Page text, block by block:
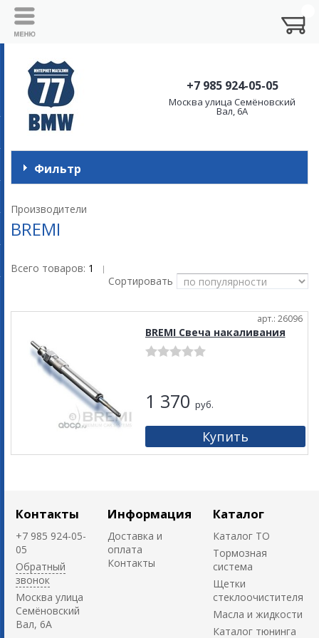
+7 985 924-05-05
Москва улица Семёновский
Вал, 6А
Фильтр
Производители
BREMI
Всего товаров: 1 |
Сортировать
арт.: 26096
BREMI Свеча накаливания
1 370 руб.
Контакты
+7 985 924-05-
05
Обратный
звонок
Москва улица
Семёновский
Вал, 6А
Информация
Доставка и
оплата
Контакты
Каталог
Каталог ТО
Тормозная
система
Щетки
стеклоочистителя
Масла и жидкости
Каталог тюнинга